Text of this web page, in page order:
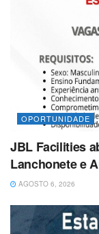
OPORTUNIDADE
JBL Facilities
Lanchonete e
AGOSTO 6, 2026